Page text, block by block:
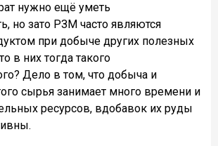
нужно ещё уметь
но зато РЗМ часто являются
при добыче других полезных
в них тогда такого
Дело в том, что добыча и
сырья занимает много времени и
ресурсов, вдобавок их руды